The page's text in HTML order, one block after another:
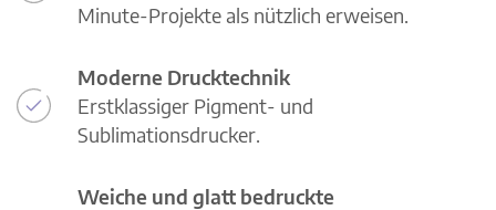
Minute-Projekte als nützlich erweisen.
Moderne Drucktechnik
Erstklassiger Pigment- und
Sublimationsdrucker.
Weiche und glatt bedruckte